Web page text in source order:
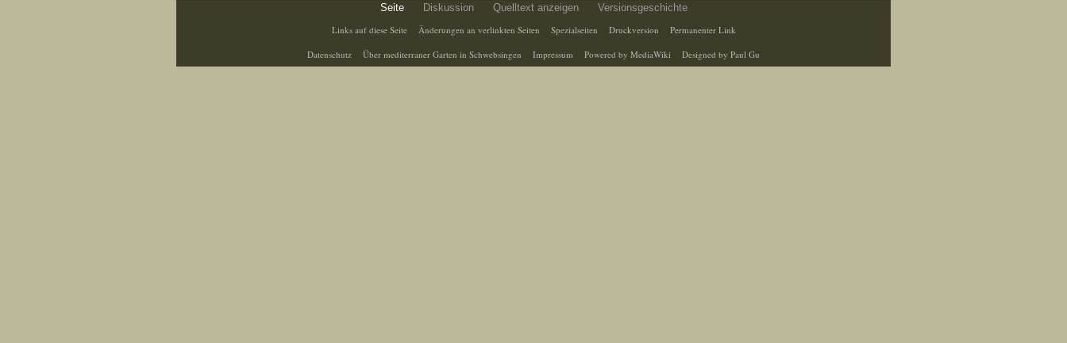
Seite Diskussion Quelltext anzeigen
Versionsgeschichte
Links auf diese Seite
Änderungen an verlinkten Seiten Spezialseiten Druckversion Permanenter Link
Datenschutz Über mediterraner Garten in Schwebsingen Impressum Powered by MediaWiki Designed by Paul Gu